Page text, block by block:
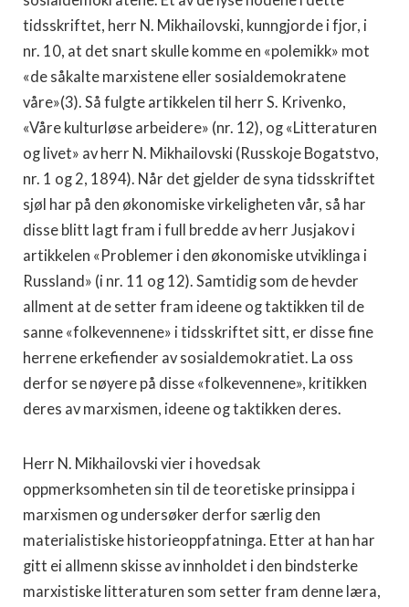
tidsskriftet, herr N. Mikhailovski, kunngjorde i fjor, i
nr. 10, at det snart skulle komme en «polemikk» mot
«de såkalte marxistene eller sosialdemokratene
våre»(3). Så fulgte artikkelen til herr S. Krivenko,
«Våre kulturløse arbeidere» (nr. 12), og «Litteraturen
og livet» av herr N. Mikhailovski (Russkoje Bogatstvo,
nr. 1 og 2, 1894). Når det gjelder de syna tidsskriftet
sjøl har på den økonomiske virkeligheten vår, så har
disse blitt lagt fram i full bredde av herr Jusjakov i
artikkelen «Problemer i den økonomiske utviklinga i
Russland» (i nr. 11 og 12). Samtidig som de hevder
allment at de setter fram ideene og taktikken til de
sanne «folkevennene» i tidsskriftet sitt, er disse fine
herrene erkefiender av sosialdemokratiet. La oss
derfor se nøyere på disse «folkevennene», kritikken
deres av marxismen, ideene og taktikken deres.
Herr N. Mikhailovski vier i hovedsak
oppmerksomheten sin til de teoretiske prinsippa i
marxismen og undersøker derfor særlig den
materialistiske historieoppfatninga. Etter at han har
gitt ei allmenn skisse av innholdet i den bindsterke
marxistiske litteraturen som setter fram denne læra,